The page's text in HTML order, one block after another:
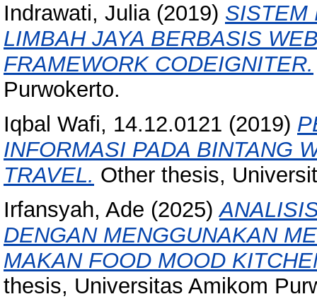
Indrawati, Julia(2019) SISTEM
LIMBAH JAYA BERBASIS
FRAMEWORK CODEIGNITER.
Purwokerto.
Iqbal Wafi, 14.12.0121 (2019)
INFORMASI PADA BINTANG
TRAVEL. Other thesis,
Irfansyah, Ade (2025)
DENGAN MENGGUNAKAN
MAKAN FOOD MOOD
thesis, Universitas Amikom